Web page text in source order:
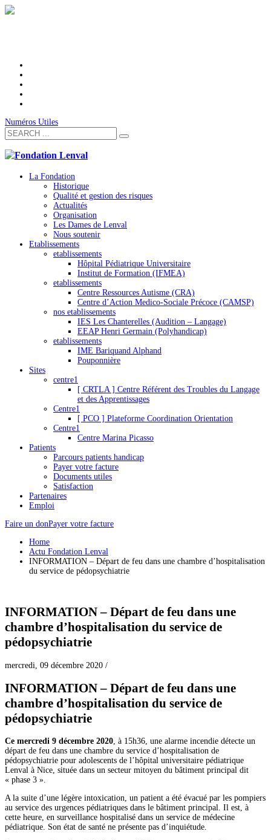
Numéros Utiles
La Fondation
Historique
Qualité et gestion des risques
Actualités
Organisation
Les Dames de Lenval
Nous soutenir
Etablissements
etablissements
Hôpital Pédiatrique Universitaire
Institut de Formation (IFMEA)
etablissements
Centre Ressources Autisme (CRA)
Centre d’Action Medico-Sociale Précoce (CAMSP)
nos etablissements
IES Les Chanterelles (Audition – Langage)
EEAP Henri Germain (Polyhandicap)
etablissements
IME Bariquand Alphand
Pouponnière
Sites
centre1
[ CRTLA ] Centre Référent des Troubles du Langage
et des Apprentissages
Centre1
[ PCO ] Plateforme Coordination Orientation
Centre1
Centre Marina Picasso
Patients
Parcours patients handicap
Payer votre facture
Documents utiles
Satisfaction
Partenaires
Emploi
Faire un donPayer votre facture
Home
Actu Fondation Lenval
INFORMATION – Départ de feu dans une chambre d’hospitalisation
du service de pédopsychiatrie
INFORMATION – Départ de feu dans une
chambre d’hospitalisation du service de
pédopsychiatrie
mercredi, 09 décembre 2020 /
INFORMATION – Départ de feu dans une
chambre d’hospitalisation du service de
pédopsychiatrie
Ce mercredi 9 décembre 2020, à 15h36, une alarme incendie détecte un
départ de feu dans une chambre du service d’hospitalisation de
pédopsychiatrie pour adolescents de l’hôpital universitaire pédiatrique
Lenval à Nice, située dans un secteur mitoyen du bâtiment principal dit
« phase 3 ».
A la suite d’une légère intoxication, un patient a été évacué par les pompiers
au service des urgences pédiatriques dans le bâtiment principal. Il est, à
cette heure, en surveillance hospitalisé dans un service de médecine
pédiatrique. Son état de santé ne présente pas d’inquiétude.